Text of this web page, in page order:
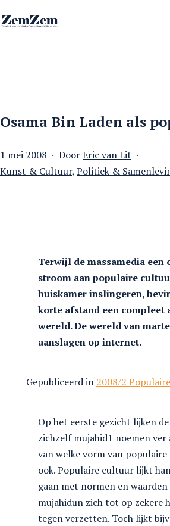
naar
Osama Bin Laden als
Gepubliceerd
op
1 mei 2008 DoorEric van Lit
Gecategoriseerd
Kunst & Cultuur, Politiek &
Terwijl de massamedia een
stroom aan populaire
huiskamer inslingeren,
korte afstand een compleet
wereld. De wereld van
aanslagen op internet.
Gepubliceerd in 2008/2
Op het eerste gezicht lijken
zichzelf mujahid1 noemen ver
van welke vorm van
ook. Populaire cultuur lijkt
gaan met normen en waarden
mujahidun zich tot op zekere
tegen verzetten. Toch lijkt